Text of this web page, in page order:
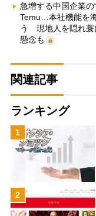
急増する中国企業
Temu…本社機能を
う 現地人を隠れ蓑
懸念も
関連記事
ランキング
1
2